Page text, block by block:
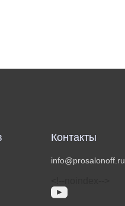
Контакты
info@prosalonoff.ru